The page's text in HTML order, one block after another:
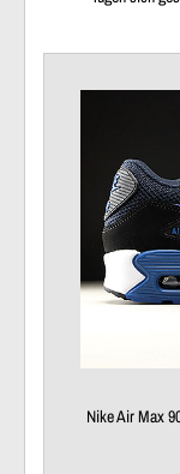
Nike Air Max